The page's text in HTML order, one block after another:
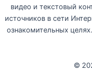
видео и текстовый
источников в сети
ознакомительных
©